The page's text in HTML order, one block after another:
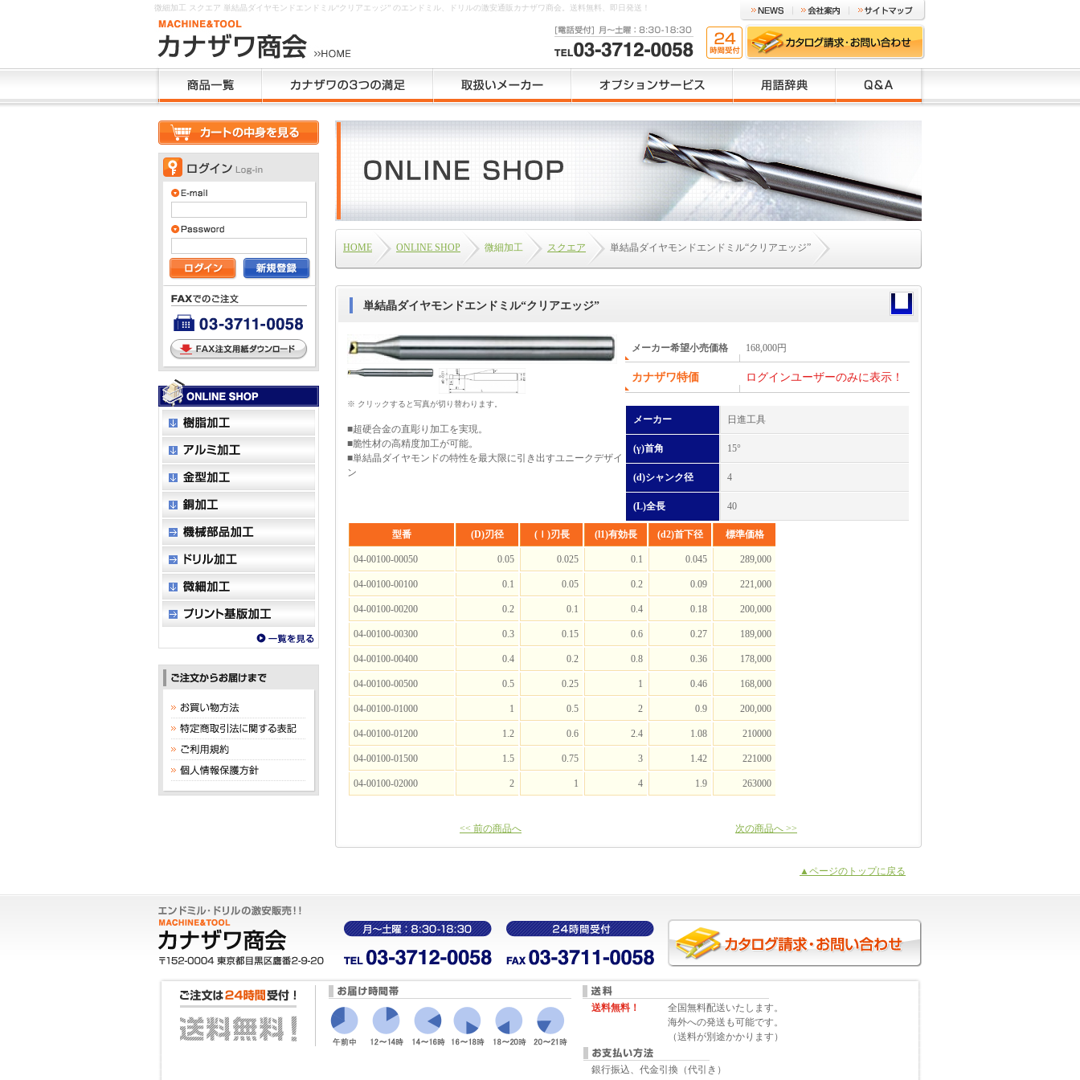
微細加工 スクエア 単結晶ダイヤモンドエンドミル“クリアエッジ” のエンドミル、ドリルの激安通販カナザワ商会。送料無料、即日発送！
HOME ONLINE SHOP 微細加工 スクエア 単結晶ダイヤモンドエンドミル“クリアエッジ”
単結晶ダイヤモンドエンドミル“クリアエッジ”
※ クリックすると写真が切り替わります。
■超硬合金の直彫り加工を実現。
■脆性材の高精度加工が可能。
■単結晶ダイヤモンドの特性を最大限に引き出すユニークデザイ
ン
メーカー希望小売価格 168,000円
カナザワ特価 ログインユーザーのみに表示！
メーカー 日進工具
(γ)首角 15°
(d)シャンク径 4
(L)全長 40
型番 (D)刃径 (ｌ)刃長 (l1)有効長 (d2)首下径 標準価格
04-00100-00050 0.05 0.025 0.1 0.045 289,000
04-00100-00100 0.1 0.05 0.2 0.09 221,000
04-00100-00200 0.2 0.1 0.4 0.18 200,000
04-00100-00300 0.3 0.15 0.6 0.27 189,000
04-00100-00400 0.4 0.2 0.8 0.36 178,000
04-00100-00500 0.5 0.25 1 0.46 168,000
04-00100-01000 1 0.5 2 0.9 200,000
04-00100-01200 1.2 0.6 2.4 1.08 210000
04-00100-01500 1.5 0.75 3 1.42 221000
04-00100-02000 2 1 4 1.9 263000
<< 前の商品へ 次の商品へ >>
▲ページのトップに戻る
送料無料！
全国無料配送いたします。
海外への発送も可能です。
（送料が別途かかります）
銀行振込、代金引換（代引き）